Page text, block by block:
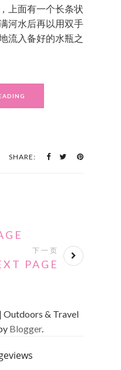
上面有一个长条状
河水后再以用双手
流入备好的水瓶之
SHARE:
下一页
PAGE
Outdoors & Travel
Blogger.